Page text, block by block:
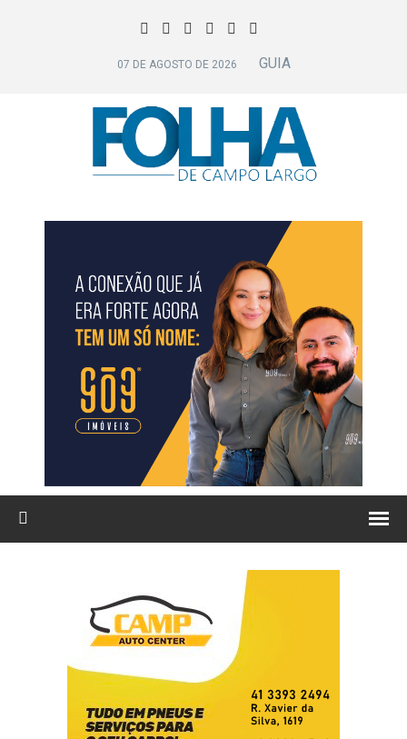
07 DE AGOSTO DE 2026 GUIA